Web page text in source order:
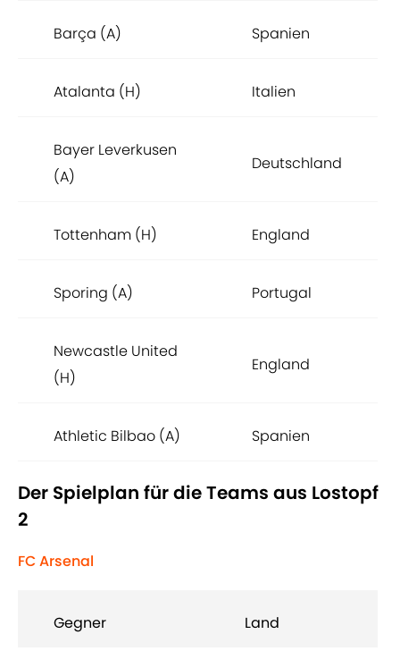
Barça (A) Spanien
Atalanta (H) Italien
Bayer Leverkusen
(A)
Deutschland
Tottenham (H) England
Sporing (A) Portugal
Newcastle United
(H)
England
Athletic Bilbao (A) Spanien
Der Spielplan für die Teams aus Lostopf
2
FC Arsenal
Gegner Land